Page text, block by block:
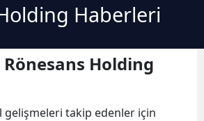
Haberleri
Holding
gelişmeleri takip edenler için